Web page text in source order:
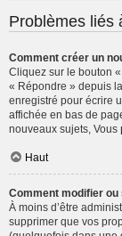
Problèmes liés
Comment créer un
Cliquez sur le bouton
« Répondre » depuis
enregistré pour écrire
affichée en bas de
nouveaux sujets, Vous
Haut
Comment modifier
À moins d’être
supprimer que vos